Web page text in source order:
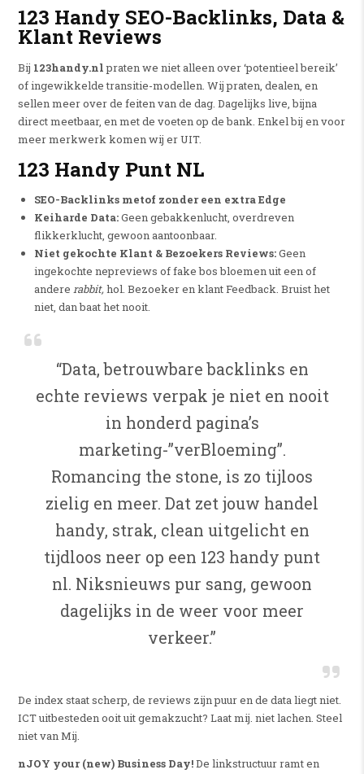
123 Handy SEO-Backlinks, Data &
Klant Reviews
Bij 123handy.nlpraten we niet alleen over ‘potentieel bereik’
of ingewikkelde transitie-modellen. Wij praten, dealen, en
sellen meer over de feiten van de dag. Dagelijks live, bijna
direct meetbaar, en met de voeten op de bank. Enkel bij en voor
meer merkwerk komen wij er UIT.
123 Handy Punt NL
SEO-Backlinks metof zonder een extra Edge
Keiharde Data:Geen gebakkenlucht, overdreven
flikkerklucht, gewoon aantoonbaar.
Niet gekochte Klant & Bezoekers Reviews:Geen
ingekochte nepreviews of fake bos bloemen uit een of
andere rabbit, hol. Bezoeker en klant Feedback. Bruist het
niet, dan baat het nooit.
“Data, betrouwbare backlinks en
echte reviews verpak je niet en nooit
in honderd pagina’s
marketing-”verBloeming”.
Romancing the stone, is zo tijloos
zielig en meer. Dat zet jouw handel
handy, strak, clean uitgelicht en
tijdloos neer op een 123 handy punt
nl. Niksnieuws pur sang, gewoon
dagelijks in de weer voor meer
verkeer.”
De index staat scherp, de reviews zijn puur en de data liegt niet.
ICT uitbesteden ooit uit gemakzucht? Laat mij. niet lachen. Steel
niet van Mij.
nJOY your (new) Business Day!De linkstructuur ramt en